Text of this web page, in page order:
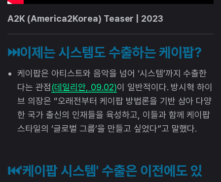
A2K (America2Korea) Teaser | 2023
⏭️이제는 시스템도 수출하는 케이팝?
케이팝은 아티스트와 음악을 넘어 ‘시스템’까지 수출한
다는 관점(데일리안, 09.02)이 일반적이다. 방시혁 하이
브 의장은 “오래전부터 케이팝 방법론을 기반 삼아 다양
한 국가 출신의 인재들을 육성하고, 이들과 함께 케이팝
스타일의 ‘글로벌 그룹’을 만들고 싶었다”고 말했다.
⏮️'케이팝 시스템' 수출은 이전에도 있